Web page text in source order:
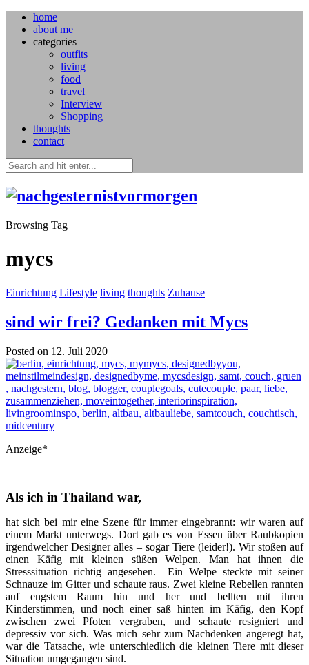
home
about me
categories
outfits
living
food
travel
Interview
Shopping
thoughts
contact
Browsing Tag
mycs
Einrichtung Lifestyle living thoughts Zuhause
sind wir frei? Gedanken mit Mycs
Posted on 12. Juli 2020
Anzeige*
Als ich in Thailand war,
hat sich bei mir eine Szene für immer eingebrannt: wir waren auf
einem Markt unterwegs. Dort gab es von Essen über Raubkopien
irgendwelcher Designer alles – sogar Tiere (leider!). Wir stoßen auf
einen Käfig mit kleinen süßen Welpen. Man hat ihnen die
Stresssituation richtig angesehen. Ein Welpe steckte mit seiner
Schnauze im Gitter und schaute raus. Zwei kleine Rebellen rannten
auf engstem Raum hin und her und bellten mit ihren
Kinderstimmen, und noch einer saß hinten im Käfig, den Kopf
zwischen zwei Pfoten vergraben, und schaute resigniert und
depressiv vor sich. Was mich sehr zum Nachdenken angeregt hat,
war die Tatsache, wie unterschiedlich die kleinen Tiere mit dieser
Situation umgegangen sind.